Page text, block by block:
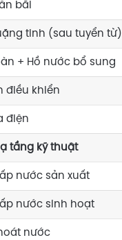
bãi
tinh (sau tuyển từ)
+ Hồ nước bổ sung
điều khiển
điện
tầng kỹ thuật
nước sản xuất
nước sinh hoạt
nước